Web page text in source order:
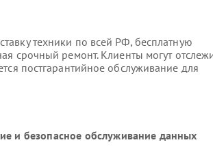
техники по всей РФ, бесплатную
срочный ремонт. Клиенты могут
постгарантийное обслуживание для
и безопасное обслуживание данных